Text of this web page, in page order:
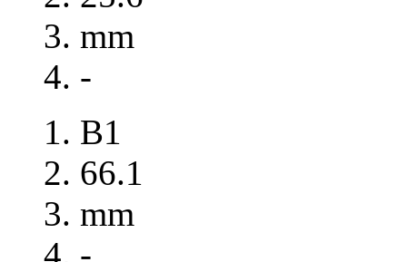
mm
-
B1
66.1
mm
-